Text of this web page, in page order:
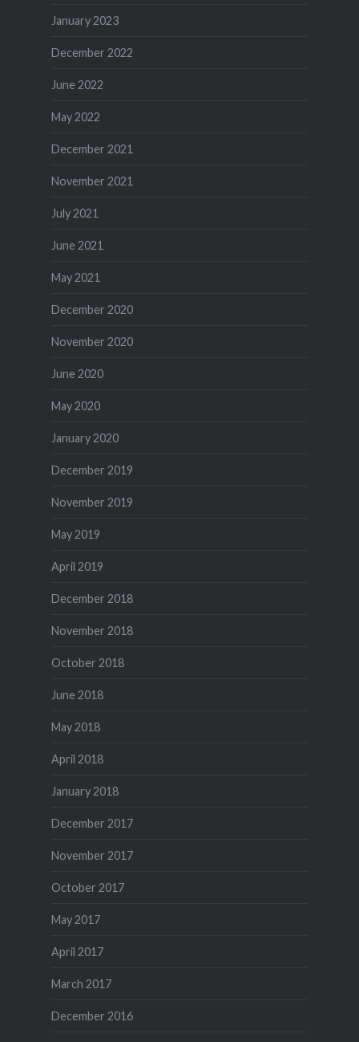
January 2023
December 2022
June 2022
May 2022
December 2021
November 2021
July 2021
June 2021
May 2021
December 2020
November 2020
June 2020
May 2020
January 2020
December 2019
November 2019
May 2019
April 2019
December 2018
November 2018
October 2018
June 2018
May 2018
April 2018
January 2018
December 2017
November 2017
October 2017
May 2017
April 2017
March 2017
December 2016